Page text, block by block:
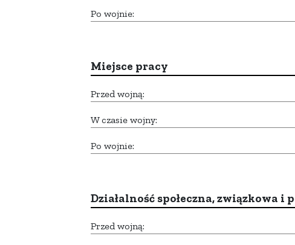
Po wojnie:
Miejsce pracy
Przed wojną:
W czasie wojny:
Po wojnie:
Działalność społeczna, związkowa i
Przed wojną: